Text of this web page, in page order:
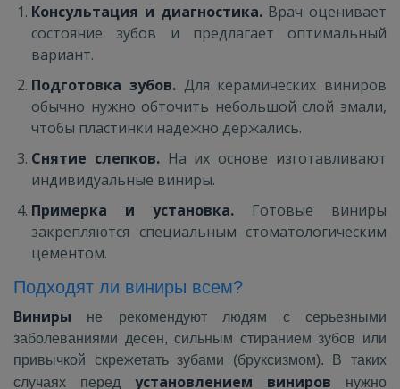
Консультация и диагностика.Врач оценивает
состояние зубов и предлагает оптимальный
вариант.
Подготовка зубов.Для керамических виниров
обычно нужно обточить небольшой слой эмали,
чтобы пластинки надежно держались.
Снятие слепков.На их основе изготавливают
индивидуальные виниры.
Примерка и установка. Готовые виниры
закрепляются специальным стоматологическим
цементом.
Подходят ли виниры всем?
Виниры не рекомендуют людям с серьезными
заболеваниями десен, сильным стиранием зубов или
привычкой скрежетать зубами (бруксизмом). В таких
случаях перед установлением виниров нужно